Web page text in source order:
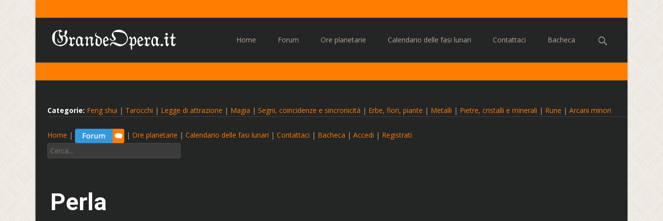
Home Forum Ore planetarie Calendario delle fasi lunari Contattaci Bacheca Cerca:
Categorie: Feng shui | Tarocchi | Legge di attrazione | Magia | Segni, coincidenze e sincronicità | Erbe, fiori, piante | Metalli | Pietre, cristalli e minerali | Rune | Arcani minori
Home | | Ore planetarie | Calendario delle fasi lunari | Contattaci | Bacheca | Accedi | Registrati
Cerca:
Perla